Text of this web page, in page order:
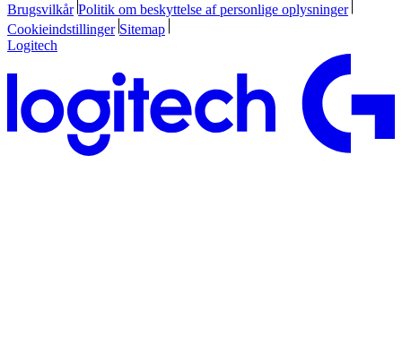
Brugsvilkår Politik om beskyttelse af personlige oplysninger
Cookieindstillinger Sitemap
Logitech